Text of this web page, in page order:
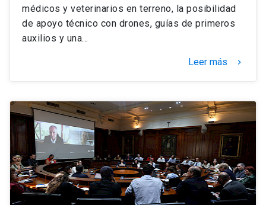
médicos y veterinarios en terreno, la posibilidad
de apoyo técnico con drones, guías de primeros
auxilios y una…
Leer más keyboard_arrow_right